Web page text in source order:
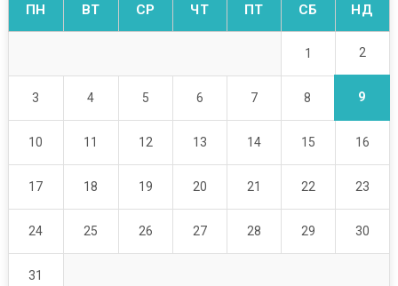
ПН ВТ СР ЧТ ПТ СБ НД
1 2
3 4 5 6 7 8 9
10 11 12 13 14 15 16
17 18 19 20 21 22 23
24 25 26 27 28 29 30
31